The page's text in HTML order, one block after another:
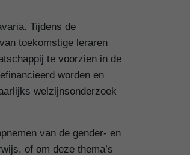
Tijdens de
toekomstige leraren
te voorzien in de
worden en
welzijnsonderzoek
van de gender- en
of om deze thema’s